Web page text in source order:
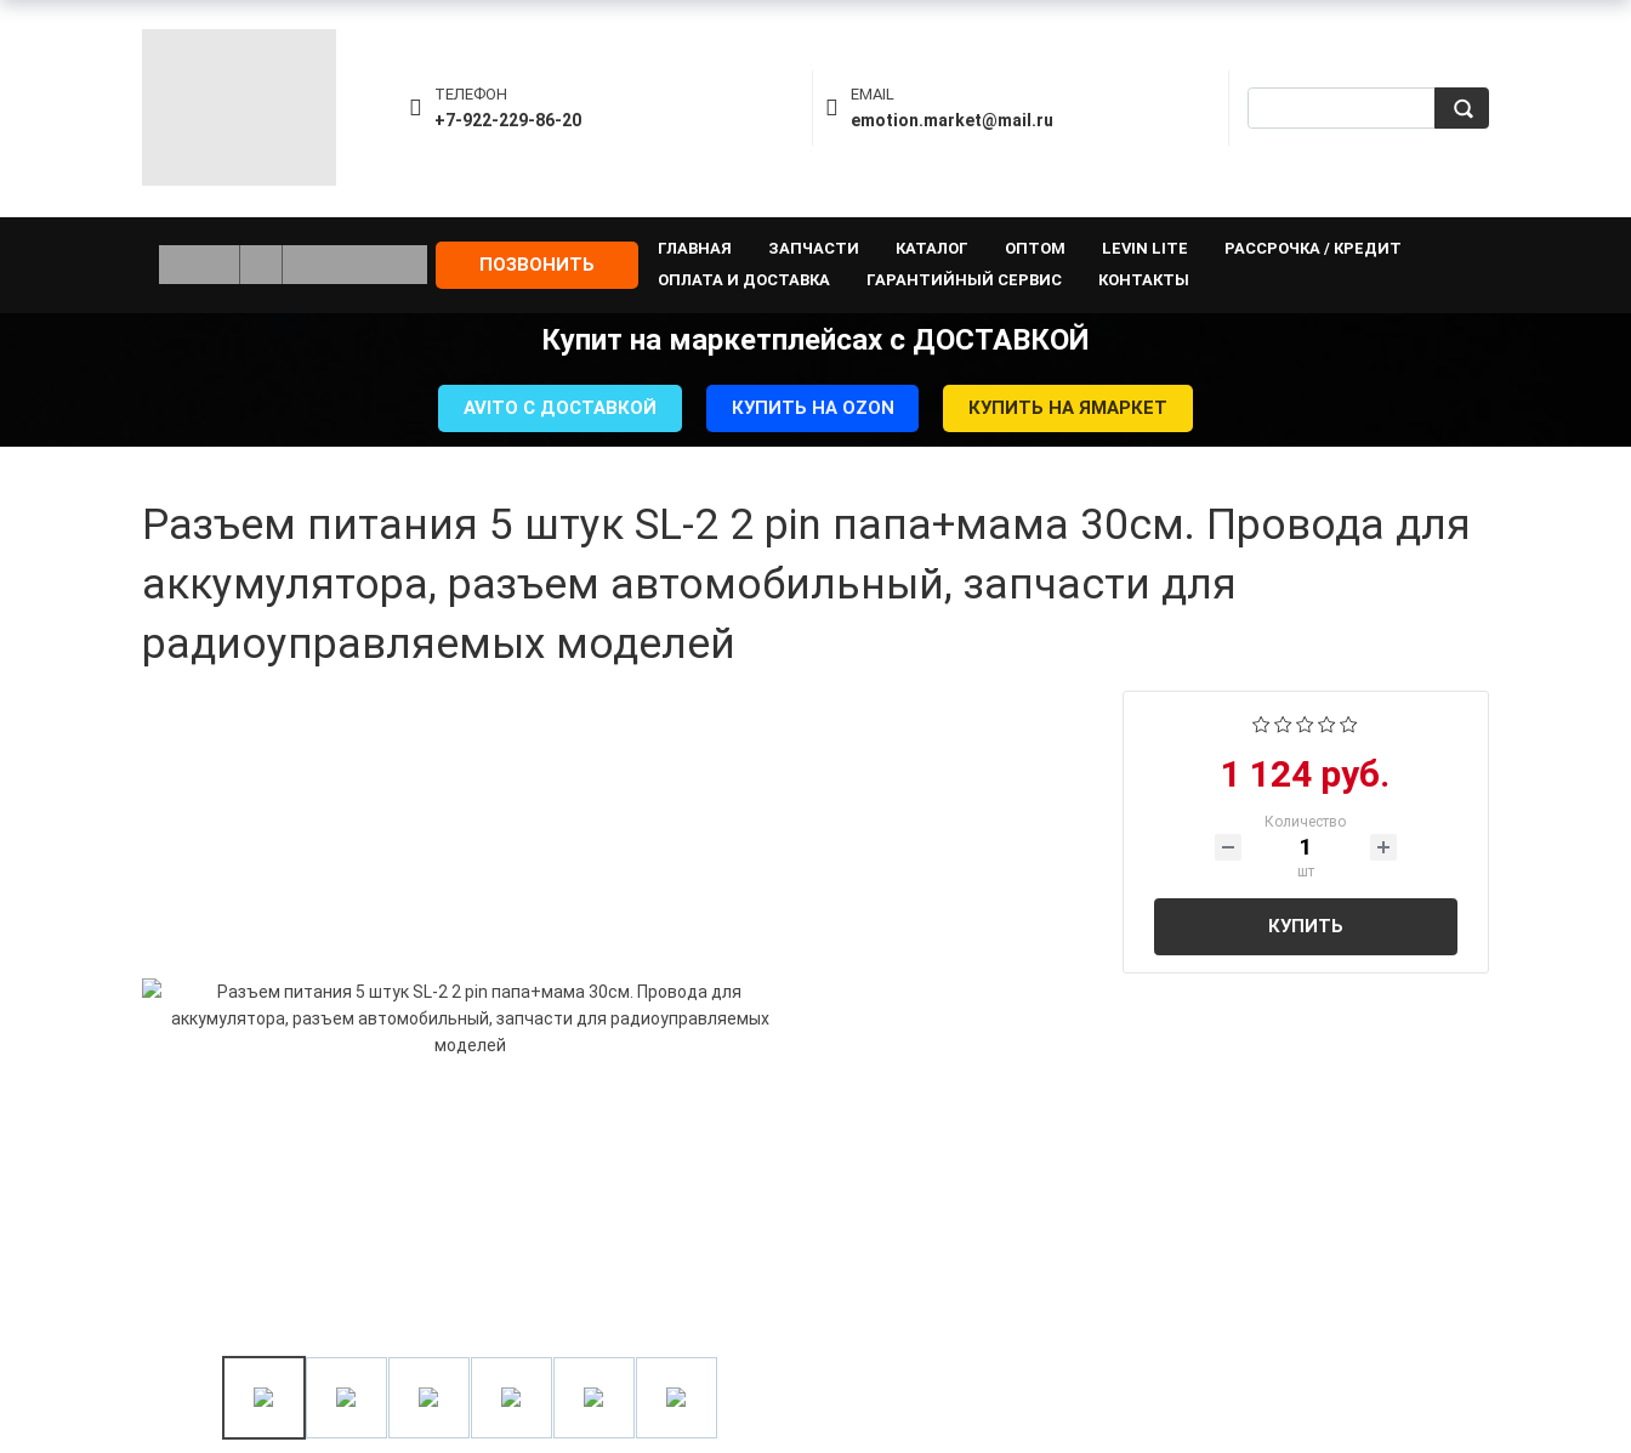
ТЕЛЕФОН
+7-922-229-86-20
EMAIL
emotion.market@mail.ru
ПОЗВОНИТЬ
ГЛАВНАЯ ЗАПЧАСТИ КАТАЛОГ ОПТОМ LEVIN LITE
РАССРОЧКА / КРЕДИТ
ОПЛАТА И ДОСТАВКА
ГАРАНТИЙНЫЙ СЕРВИС КОНТАКТЫ
Купит на маркетплейсах с ДОСТАВКОЙ
AVITO С ДОСТАВКОЙ КУПИТЬ НА OZON КУПИТЬ НА ЯМАРКЕТ
Разъем питания 5 штук SL-2 2 pin папа+мама 30см. Провода для
аккумулятора, разъем автомобильный, запчасти для
радиоуправляемых моделей
1 124 руб.
Количество
шт
КУПИТЬ